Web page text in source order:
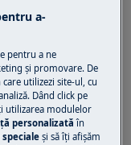
încetinește
a-
pentru a ne
și promovare. De
utilizezi site-ul, cu
Dând click pe
utilizarea modulelor
personalizată în
și să îţi afișăm